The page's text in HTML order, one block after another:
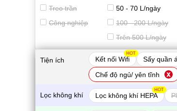
Treo trần
Công nghiệp
50 - 70 L/ngày
100 - 200 L/ngày
Trên 500 L/ngày
Tiện ích Kết nối Wifi
HOT
Sấy quần
Chế độ ngủ/ yên tĩnh
Lọc không khí Lọc không khí HEPA
HOT
Sấy quần
Có